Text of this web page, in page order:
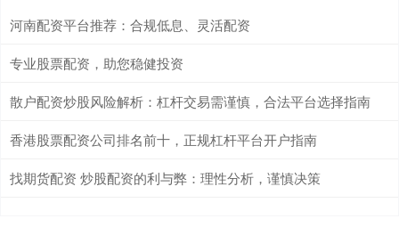
河南配资平台推荐：合规低息、灵活配资
专业股票配资，助您稳健投资
散户配资炒股风险解析：杠杆交易需谨慎，合法平台选择指南
香港股票配资公司排名前十，正规杠杆平台开户指南
找期货配资 炒股配资的利与弊：理性分析，谨慎决策